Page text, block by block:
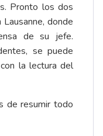
Pronto los dos
donde
de su jefe.
se puede
la lectura del
de resumir todo